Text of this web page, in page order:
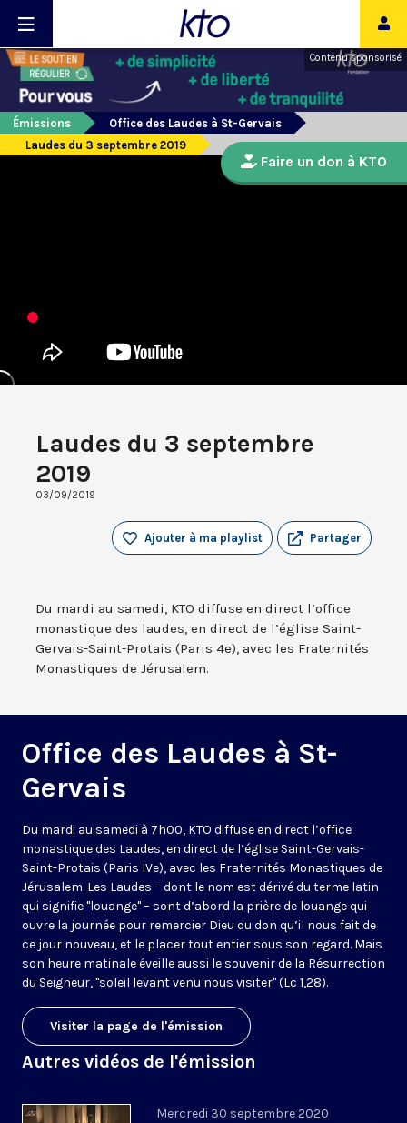
Contenu sponsorisé
Émissions
Office des Laudes à St-Gervais
Laudes du 3 septembre 2019
Laudes du 3 septembre
2019
03/09/2019
Partager
Ajouter à ma playlist
Du mardi au samedi, KTO diffuse en direct l’office
monastique des laudes, en direct de l’église Saint-
Gervais-Saint-Protais (Paris 4e), avec les Fraternités
Monastiques de Jérusalem.
Office des Laudes à St-
Gervais
Du mardi au samedi à 7h00, KTO diffuse en direct l’office
monastique des Laudes, en direct de l’église Saint-Gervais-
Saint-Protais (Paris IVe), avec les Fraternités Monastiques de
Jérusalem. Les Laudes – dont le nom est dérivé du terme latin
qui signifie "louange" – sont d’abord la prière de louange qui
ouvre la journée pour remercier Dieu du don qu’il nous fait de
ce jour nouveau, et le placer tout entier sous son regard. Mais
son heure matinale éveille aussi le souvenir de la Résurrection
du Seigneur, "soleil levant venu nous visiter" (Lc 1,28).
Visiter la page de l'émission
Autres vidéos de l'émission
Mercredi 30 septembre 2020
Faire un don à KTO